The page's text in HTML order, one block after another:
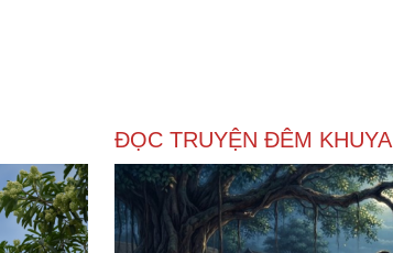
ĐỌC TRUYỆN ĐÊM KHUYA